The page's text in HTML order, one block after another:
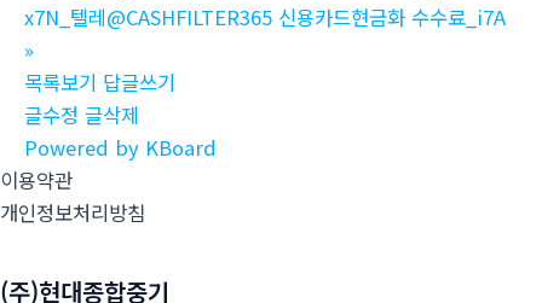
x7N_텔레@CASHFILTER365 신용카드현금화 수수료_i7A
»
목록보기 답글쓰기
글수정 글삭제
Powered by KBoard
이용약관
개인정보처리방침
(주)현대종합중기